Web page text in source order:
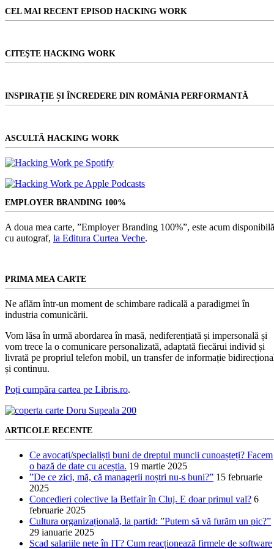
CEL MAI RECENT EPISOD HACKING WORK
CITEŞTE HACKING WORK
INSPIRAȚIE ȘI ÎNCREDERE DIN ROMÂNIA PERFORMANTĂ
ASCULTĂ HACKING WORK
EMPLOYER BRANDING 100%
A doua mea carte, ”Employer Branding 100%”, este acum
cu autograf, la Editura Curtea Veche.
PRIMA MEA CARTE
Ne aflăm într-un moment de schimbare radicală a paradigmei în
industria comunicării.
Vom lăsa în urmă abordarea în masă, nediferențiată și impersonală și
vom trece la o comunicare personalizată, adaptată fiecărui individ și
livrată pe propriul telefon mobil, un transfer de informație
și continuu.
Poți cumpăra cartea pe Libris.ro.
ARTICOLE RECENTE
Ce avocați/specialiști buni de dreptul muncii cunoașteți? Facem
o bază de date cu aceștia. 19 martie 2025
”De ce zici, mă, că managerii noștri nu-s buni?” 15 februarie
2025
Concedieri colective la Betfair în Cluj. E doar primul val? 6
februarie 2025
Cultura organizațională, la partid: ”Putem să vă furăm un pic?”
29 ianuarie 2025
Scad salariile nete în IT? Cum reacționează firmele de software